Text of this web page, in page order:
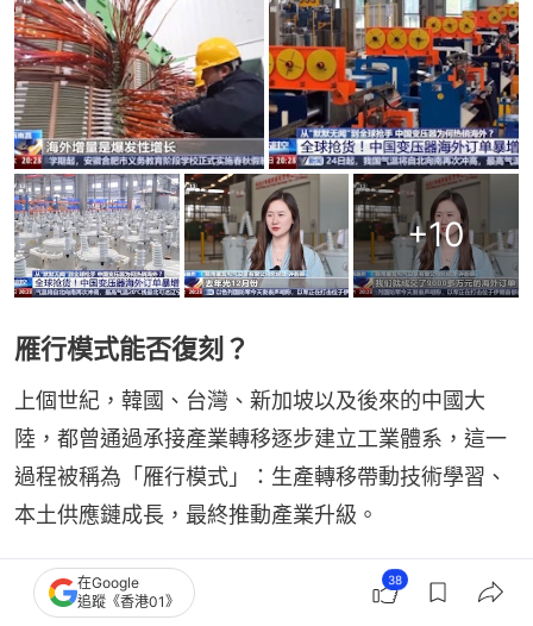
+10
雁行模式能否復刻？
上個世紀，韓國、台灣、新加坡以及後來的中國大
陸，都曾通過承接產業轉移逐步建立工業體系，這一
過程被稱為「雁行模式」：生產轉移帶動技術學習、
本土供應鏈成長，最終推動產業升級。
新加坡尤索夫伊薩東南亞研究院資深研究員黎洪和受
訪時研判，和當年相比，今天的越南乃至東南亞面對
在Google
追蹤《香港01》
38